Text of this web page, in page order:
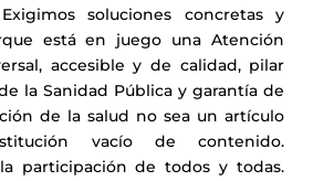
soluciones concretas y
está en juego una Atención
accesible y de calidad, pilar
la Sanidad Pública y garantía de
de la salud no sea un artículo
vacío de contenido.
participación de todos y todas.